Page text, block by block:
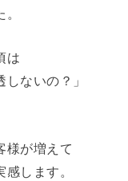
は
ないの？」
様が増えて
します。